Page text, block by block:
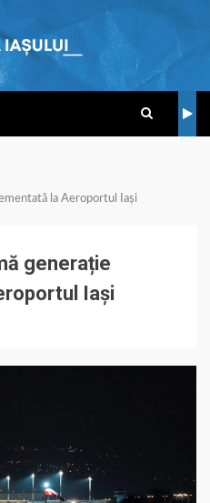
la Aeroportul Iași
generație
Iași